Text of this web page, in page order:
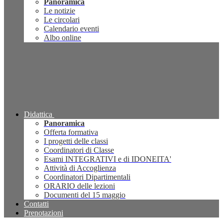
Panoramica
Le notizie
Le circolari
Calendario eventi
Albo online
Didattica
Panoramica
Offerta formativa
I progetti delle classi
Coordinatori di Classe
Esami INTEGRATIVI e di IDONEITA'
Attività di Accoglienza
Coordinatori Dipartimentali
ORARIO delle lezioni
Documenti del 15 maggio
Contatti
Prenotazioni